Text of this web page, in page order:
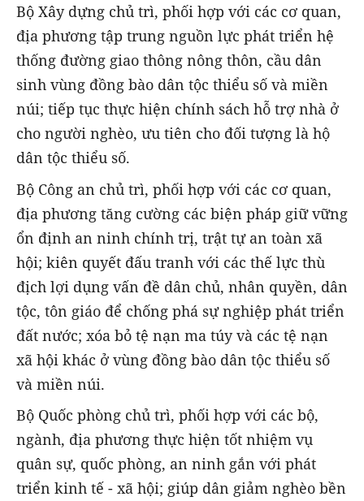
Bộ Xây dựng chủ trì, phối hợp với các cơ quan,
địa phương tập trung nguồn lực phát triển hệ
thống đường giao thông nông thôn, cầu dân
sinh vùng đồng bào dân tộc thiểu số và miền
núi; tiếp tục thực hiện chính sách hỗ trợ nhà ở
cho người nghèo, ưu tiên cho đối tượng là hộ
dân tộc thiểu số.
Bộ Công an chủ trì, phối hợp với các cơ quan,
địa phương tăng cường các biện pháp giữ vững
ổn định an ninh chính trị, trật tự an toàn xã
hội; kiên quyết đấu tranh với các thế lực thù
địch lợi dụng vấn đề dân chủ, nhân quyền, dân
tộc, tôn giáo để chống phá sự nghiệp phát triển
đất nước; xóa bỏ tệ nạn ma túy và các tệ nạn
xã hội khác ở vùng đồng bào dân tộc thiểu số
và miền núi.
Bộ Quốc phòng chủ trì, phối hợp với các bộ,
ngành, địa phương thực hiện tốt nhiệm vụ
quân sự, quốc phòng, an ninh gắn với phát
triển kinh tế - xã hội; giúp dân giảm nghèo bền